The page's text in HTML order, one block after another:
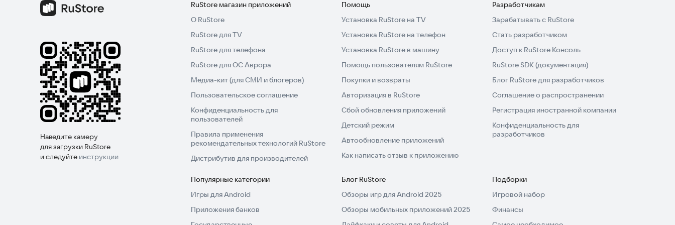
Наведите камеру
для загрузки RuStore
и следуйте инструкции
RuStore магазин приложений
О RuStore
RuStore для TV
RuStore для телефона
RuStore для ОС Аврора
Медиа-кит (для СМИ и блогеров)
Пользовательское соглашение
Конфиденциальность для
пользователей
Правила применения
рекомендательных технологий RuStore
Дистрибутив для производителей
Помощь
Установка RuStore на TV
Установка RuStore на телефон
Установка RuStore в машину
Помощь пользователям RuStore
Покупки и возвраты
Авторизация в RuStore
Сбой обновления приложений
Детский режим
Автообновление приложений
Как написать отзыв к приложению
Разработчикам
Зарабатывать с RuStore
Стать разработчиком
Доступ к RuStore Консоль
RuStore SDK (документация)
Блог RuStore для разработчиков
Соглашение о распространении
Регистрация иностранной компании
Конфиденциальность для
разработчиков
Популярные категории
Игры для Android
Приложения банков
Блог RuStore
Обзоры игр для Android 2025
Обзоры мобильных приложений 2025
Подборки
Игровой набор
Финансы